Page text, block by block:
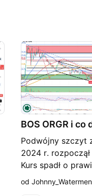
BOS ORGR i co
Podwójny szczyt
2024 r.
Kurs spadł o
dotarciu do 10 zł
od Johnny_Watermen